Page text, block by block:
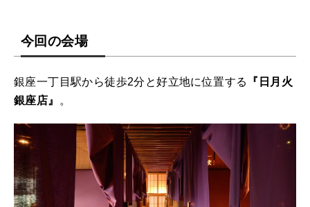
今回の会場
銀座一丁目駅から徒歩2分と好立地に位置する
『日月火
銀座店』
。